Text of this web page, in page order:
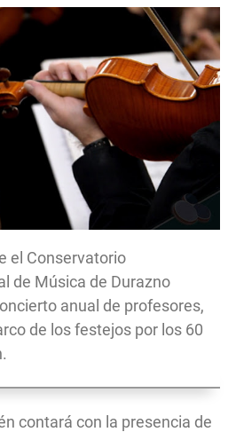
el Conservatorio
de Música de Durazno
anual de profesores,
de los festejos por los 60
contará con la presencia de